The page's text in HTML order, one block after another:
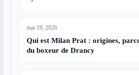
mai 19, 2026
Qui est Milan Prat : origines,
du boxeur de Drancy